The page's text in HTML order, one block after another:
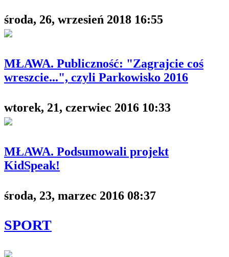
środa, 26, wrzesień 2018 16:55
MŁAWA. Publiczność: "Zagrajcie coś
wreszcie...", czyli Parkowisko 2016
wtorek, 21, czerwiec 2016 10:33
MŁAWA. Podsumowali projekt
KidSpeak!
środa, 23, marzec 2016 08:37
SPORT